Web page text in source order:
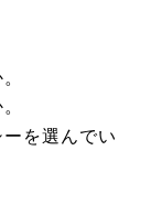
を選んでい